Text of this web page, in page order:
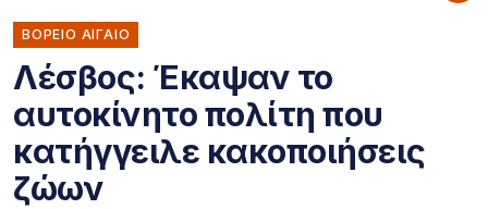
ΒΟΡΕΙΟ ΑΙΓΑΙΟ
Λέσβος: Έκαψαν το
αυτοκίνητο πολίτη που
κατήγγειλε κακοποιήσεις
ζώων